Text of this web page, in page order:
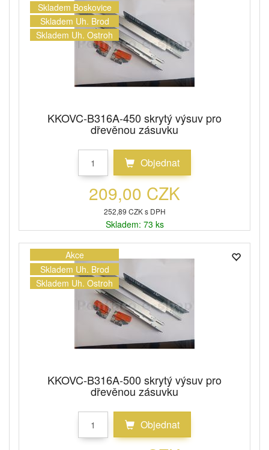
Skladem Boskovice
Skladem Uh. Brod
Skladem Uh. Ostroh
KKOVC-B316A-450 skrytý výsuv pro
dřevěnou zásuvku
Objednat
209,00 CZK
252,89 CZK s DPH
Skladem: 73 ks
Akce
Skladem Uh. Brod
Skladem Uh. Ostroh
KKOVC-B316A-500 skrytý výsuv pro
dřevěnou zásuvku
Objednat